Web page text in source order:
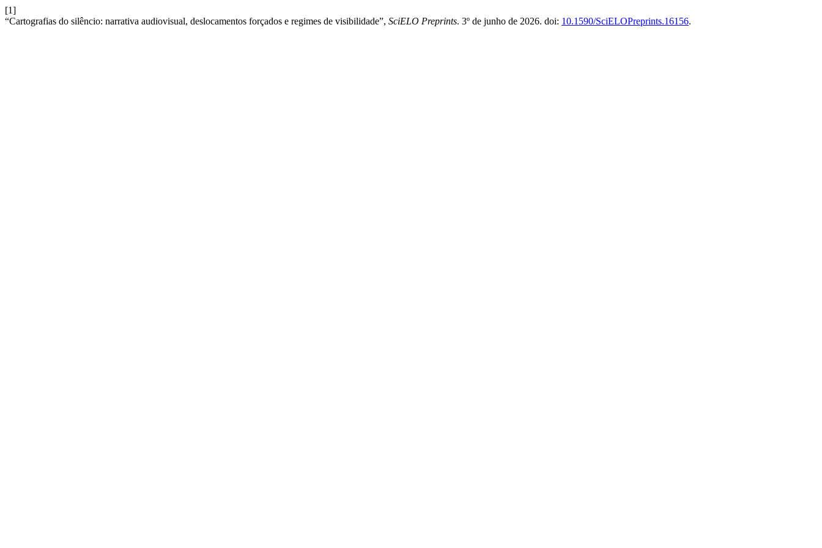
[1]
“Cartografias do silêncio: narrativa audiovisual, deslocamentos forçados e regimes de visibilidade”, SciELO Preprints. 3º de junho de 2026. doi: 10.1590/SciELOPreprints.16156.